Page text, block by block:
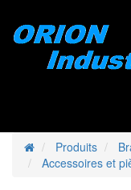
Produits
Accessoires et